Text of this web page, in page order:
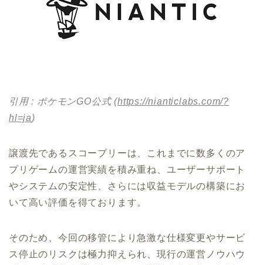
引用 : ポケモンGO公式 (https://nianticlabs.com/?
hl=ja)
譲渡先であるスコープリーは、これまでに数多くのア
プリゲームの運営実績を積み重ね、ユーザーサポート
やシステムの安定性、さらには収益モデルの構築にお
いて高い評価を得ております。
そのため、今回の移管により急激な仕様変更やサービ
ス停止のリスクは極力抑えられ、現行の運営ノウハウ